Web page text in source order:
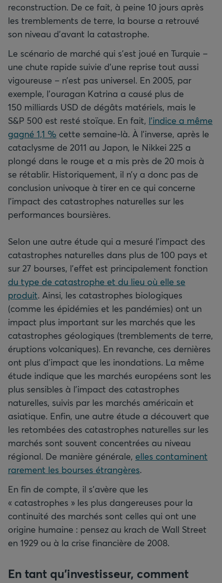
reconstruction. De ce fait, à peine 10 jours après
les tremblements de terre, la bourse a retrouvé
son niveau d’avant la catastrophe.
Le scénario de marché qui s’est joué en Turquie –
une chute rapide suivie d’une reprise tout aussi
vigoureuse – n’est pas universel. En 2005, par
exemple, l’ouragan Katrina a causé plus de
150 milliards USD de dégâts matériels, mais le
S&P 500 est resté stoïque. En fait, l’indice a même
gagné 1,1 % cette semaine-là. À l’inverse, après le
cataclysme de 2011 au Japon, le Nikkei 225 a
plongé dans le rouge et a mis près de 20 mois à
se rétablir. Historiquement, il n’y a donc pas de
conclusion univoque à tirer en ce qui concerne
l’impact des catastrophes naturelles sur les
performances boursières.
Selon une autre étude qui a mesuré l’impact des
catastrophes naturelles dans plus de 100 pays et
sur 27 bourses, l’effet est principalement fonction
du type de catastrophe et du lieu où elle se
produit. Ainsi, les catastrophes biologiques
(comme les épidémies et les pandémies) ont un
impact plus important sur les marchés que les
catastrophes géologiques (tremblements de terre,
éruptions volcaniques). En revanche, ces dernières
ont plus d’impact que les inondations. La même
étude indique que les marchés européens sont les
plus sensibles à l’impact des catastrophes
naturelles, suivis par les marchés américain et
asiatique. Enfin, une autre étude a découvert que
les retombées des catastrophes naturelles sur les
marchés sont souvent concentrées au niveau
régional. De manière générale, elles contaminent
rarement les bourses étrangères.
En fin de compte, il s’avère que les
« catastrophes » les plus dangereuses pour la
continuité des marchés sont celles qui ont une
origine humaine : pensez au krach de Wall Street
en 1929 ou à la crise financière de 2008.
En tant qu’investisseur, comment